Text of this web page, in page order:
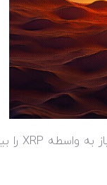
به واسطه XRP را